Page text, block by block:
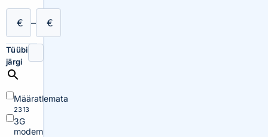
€ – €
Tüübi
järgi
Määratlemata
2313
3G
modem